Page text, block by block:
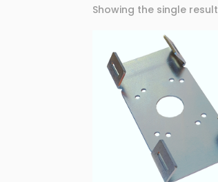
Showing the single result